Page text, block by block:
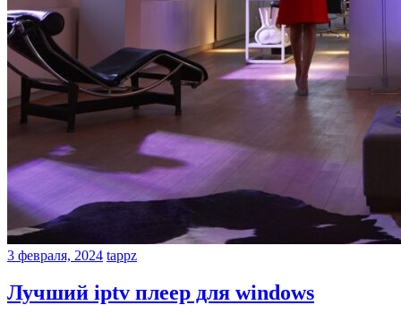
3 февраля, 2024 tappz
Лучший iptv плеер для windows